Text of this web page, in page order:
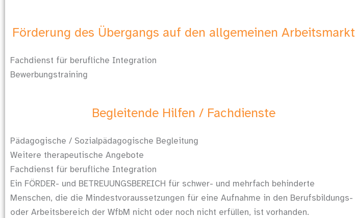
Förderung des Übergangs auf den allgemeinen Arbeitsmarkt
Fachdienst für berufliche Integration
Bewerbungstraining
Begleitende Hilfen / Fachdienste
Pädagogische / Sozialpädagogische Begleitung
Weitere therapeutische Angebote
Fachdienst für berufliche Integration
Ein FÖRDER- und BETREUUNGSBEREICH für schwer- und mehrfach behinderte
Menschen, die die Mindestvoraussetzungen für eine Aufnahme in den Berufsbildungs-
oder Arbeitsbereich der WfbM nicht oder noch nicht erfüllen, ist vorhanden.